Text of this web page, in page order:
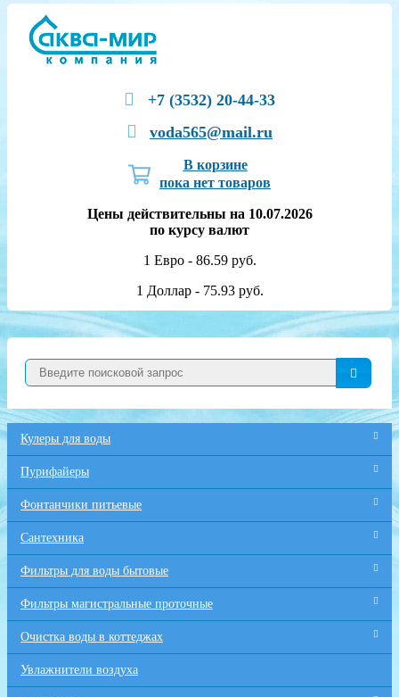
+7 (3532) 20-44-33
voda565@mail.ru
В корзине
пока нет товаров
Цены действительны на 10.07.2026
по курсу валют
1 Евро - 86.59 руб.
1 Доллар - 75.93 руб.
Кулеры для воды
Пурифайеры
Фонтанчики питьевые
Сантехника
Фильтры для воды бытовые
Фильтры магистральные проточные
Очистка воды в коттеджах
Увлажнители воздуха